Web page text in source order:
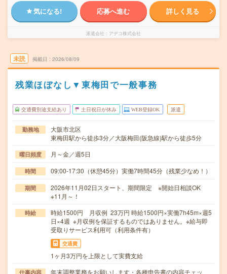
気になる! 応募へ進む 詳しく見る
派遣会社 アデコ株式会社
未読 掲載日 2026/08/09
残業ほぼなし▼東梅田で一般事務
交通費別途支給あり 土日祝日が休み WEB登録OK 派遣
勤務地
大阪市北区
東梅田駅から徒歩3分／大阪梅田(阪急線)駅から徒歩5分
曜日頻度 月～金／週5日
時間 09:00-17:30（休憩45分）実働7時間45分（残業少なめ！）
期間
2026年11月02日スタート、期間限定 ※開始日相談OK
※11月～！
時給
時給1500円 月収例 23万円 時給1500円×実働7h45m×週5
日×4週 ※月収例を保証するものではありません。※給与即
受取りサービス利用可（利用条件有）
交通費
1ヶ月3万円を上限として実費支給
仕事内容 年末調整業務をお願いします・各種申告書の内容チェッ